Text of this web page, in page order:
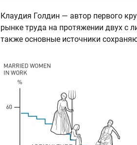
Клаудия Голдин — автор первого
рынке труда на протяжении двух с
также основные источники